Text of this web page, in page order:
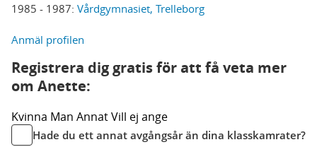
1985 - 1987: Vårdgymnasiet, Trelleborg
Anmäl profilen
Registrera dig gratis för att få veta mer
om Anette:
Kvinna Man AnnatVill ej ange
Hade du ett annat avgångsår än dina klasskamrater?